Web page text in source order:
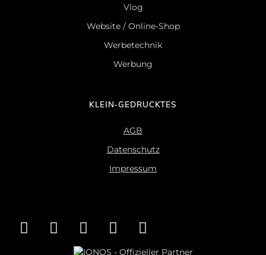
Vlog
Website / Online-Shop
Werbetechnik
Werbung
KLEIN-GEDRUCKTES
AGB
Datenschutz
Impressum